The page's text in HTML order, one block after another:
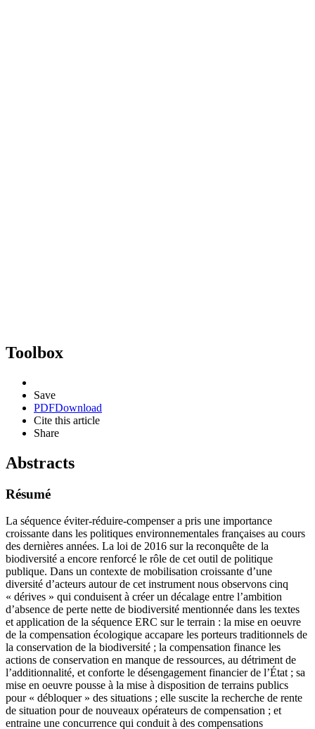
Toolbox
Save
PDFDownload
Cite this article
Share
Abstracts
Résumé
La séquence éviter-réduire-compenser a pris une importance
croissante dans les politiques environnementales françaises au cours
des dernières années. La loi de 2016 sur la reconquête de la
biodiversité a encore renforcé le rôle de cet outil de politique
publique. Dans un contexte de mobilisation croissante d’une
diversité d’acteurs autour de cet instrument nous observons cinq
« dérives » qui conduisent à créer un décalage entre l’ambition
d’absence de perte nette de biodiversité mentionnée dans les textes
et application de la séquence ERC sur le terrain : la mise en oeuvre
de la compensation écologique accapare les porteurs traditionnels de
la conservation de la biodiversité ; la compensation finance les
actions de conservation en manque de ressources, au détriment de
l’additionnalité, et conforte le désengagement financier de l’État ; sa
mise en oeuvre pousse à la mise à disposition de terrains publics
pour « débloquer » des situations ; elle suscite la recherche de rente
de situation pour de nouveaux opérateurs de compensation ; et
entraine une concurrence qui conduit à des compensations